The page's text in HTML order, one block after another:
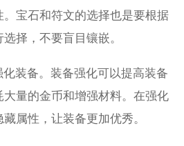
宝石和符文的选择也是要根据
择，不要盲目镶嵌。
装备。装备强化可以提高装备
量的金币和增强材料。在强化
属性，让装备更加优秀。